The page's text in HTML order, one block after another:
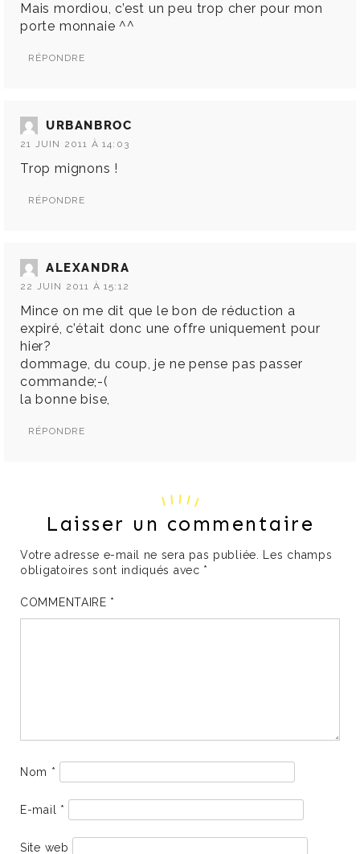
Mais mordiou, c’est un peu trop cher pour mon
porte monnaie ^^
RÉPONDRE
URBANBROC
21 JUIN 2011 À 14:03
Trop mignons !
RÉPONDRE
ALEXANDRA
22 JUIN 2011 À 15:12
Mince on me dit que le bon de réduction a
expiré, c’était donc une offre uniquement pour
hier?
dommage, du coup, je ne pense pas passer
commande;-(
la bonne bise,
RÉPONDRE
Laisser un commentaire
Votre adresse e-mail ne sera pas publiée. Les champs
obligatoires sont indiqués avec *
COMMENTAIRE *
Nom *
E-mail *
Site web